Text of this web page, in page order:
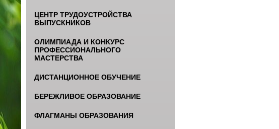
ЦЕНТР ТРУДОУСТРОЙСТВА
ВЫПУСКНИКОВ
ОЛИМПИАДА И КОНКУРС
ПРОФЕССИОНАЛЬНОГО
МАСТЕРСТВА
ДИСТАНЦИОННОЕ ОБУЧЕНИЕ
БЕРЕЖЛИВОЕ ОБРАЗОВАНИЕ
ФЛАГМАНЫ ОБРАЗОВАНИЯ